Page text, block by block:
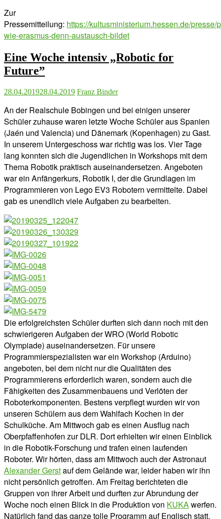
Zur
Pressemitteilung: https://kultusministerium.hessen.de/
wie-erasmus-denn-austausch-bildet
Eine Woche intensiv „Robotic for
Future”
28.04.201928.04.2019 Franz Binder
An der Realschule Bobingen und bei einigen unserer
Schüler zuhause waren letzte Woche Schüler aus Spanien
(Jaén und Valencia) und Dänemark (Kopenhagen) zu Gast.
In unserem Untergeschoss war richtig was los. Vier Tage
lang konnten sich die Jugendlichen in Workshops mit dem
Thema Robotik praktisch auseinandersetzen. Angeboten
war ein Anfängerkurs, Robotik I, der die Grundlagen im
Programmieren von Lego EV3 Robotern vermittelte. Dabei
gab es unendlich viele Aufgaben zu bearbeiten.
Die erfolgreichsten Schüler durften sich dann noch mit den
schwierigeren Aufgaben der WRO (World Robotic
Olympiade) auseinandersetzen. Für unsere
Programmierspezialisten war ein Workshop (Arduino)
angeboten, bei dem nicht nur die Qualitäten des
Programmierens erforderlich waren, sondern auch die
Fähigkeiten des Zusammenbauens und Verlöten der
Roboterkomponenten. Bestens verpflegt wurden wir von
unseren Schülern aus dem Wahlfach Kochen in der
Schulküche. Am Mittwoch gab es einen Ausflug nach
Oberpfaffenhofen zur DLR. Dort erhielten wir einen Einblick
in die Robotik-Forschung und trafen einen laufenden
Roboter. Wir hörten, dass am Mittwoch auch der Astronaut
Alexander Gerstauf dem Gelände war, leider haben wir ihn
nicht persönlich getroffen. Am Freitag berichteten die
Gruppen von ihrer Arbeit und durften zur Abrundung der
Woche noch einen Blick in die Produktion von KUKAwerfen.
Natürlich fand das ganze tolle Programm auf Englisch statt.